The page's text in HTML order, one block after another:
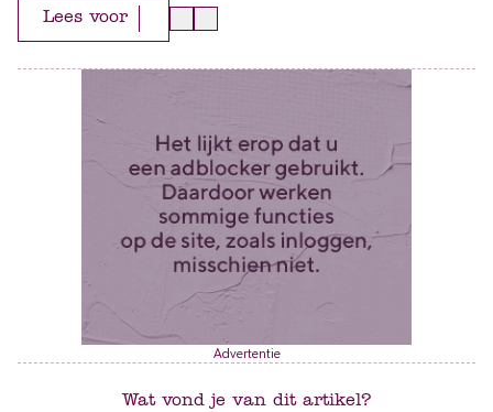
Lees voor
Advertentie
Wat vond je van dit artikel?